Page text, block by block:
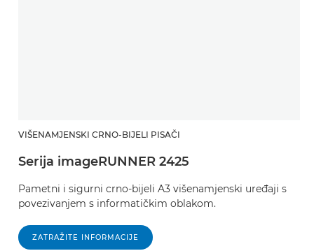
VIŠENAMJENSKI CRNO-BIJELI PISAČI
Serija imageRUNNER 2425
Pametni i sigurni crno-bijeli A3 višenamjenski uređaji s
povezivanjem s informatičkim oblakom.
ZATRAŽITE INFORMACIJE